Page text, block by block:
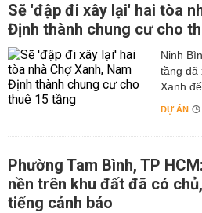
Sẽ 'đập đi xây lại' hai tòa
Định thành chung cư cho
Ninh
tầng đã
Xanh
DỰ ÁN
Phường Tam Bình, TP
nền trên khu đất đã có
tiếng cảnh báo